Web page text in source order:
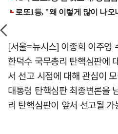
[서울=뉴시스] 이종희 이주영
한덕수 국무총리 탄핵심판에
서 선고 시점에 대해 관심이
대통령 탄핵심판 최종변론을
리 탄핵심판이 앞서 선고될